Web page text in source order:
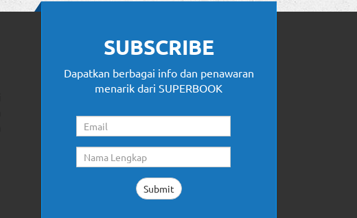
SUBSCRIBE
Dapatkan berbagai info dan penawaran
menarik dari SUPERBOOK